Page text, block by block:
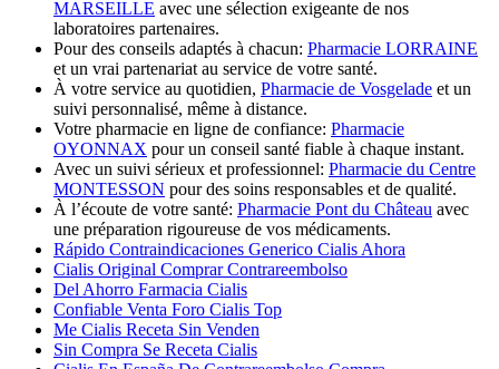
MARSEILLE avec une sélection exigeante de nos
laboratoires partenaires.
Pour des conseils adaptés à chacun: Pharmacie LORRAINE
et un vrai partenariat au service de votre santé.
À votre service au quotidien, Pharmacie de Vosgelade et un
suivi personnalisé, même à distance.
Votre pharmacie en ligne de confiance: Pharmacie
OYONNAX pour un conseil santé fiable à chaque instant.
Avec un suivi sérieux et professionnel: Pharmacie du Centre
MONTESSON pour des soins responsables et de qualité.
À l’écoute de votre santé: Pharmacie Pont du Château avec
une préparation rigoureuse de vos médicaments.
Rápido Contraindicaciones Generico Cialis Ahora
Cialis Original Comprar Contrareembolso
Del Ahorro Farmacia Cialis
Confiable Venta Foro Cialis Top
Me Cialis Receta Sin Venden
Sin Compra Se Receta Cialis